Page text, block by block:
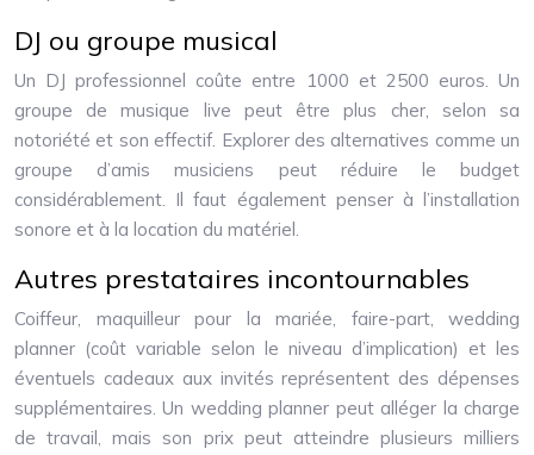
DJ ou groupe musical
Un DJ professionnel coûte entre 1000 et 2500 euros. Un
groupe de musique live peut être plus cher, selon sa
notoriété et son effectif. Explorer des alternatives comme un
groupe d’amis musiciens peut réduire le budget
considérablement. Il faut également penser à l’installation
sonore et à la location du matériel.
Autres prestataires incontournables
Coiffeur, maquilleur pour la mariée, faire-part, wedding
planner (coût variable selon le niveau d’implication) et les
éventuels cadeaux aux invités représentent des dépenses
supplémentaires. Un wedding planner peut alléger la charge
de travail, mais son prix peut atteindre plusieurs milliers